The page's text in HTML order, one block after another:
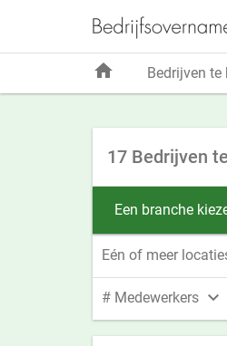
17 Bedrijven
Een branche
Eén of meer
# Medewerkers 
home Bedrijven te